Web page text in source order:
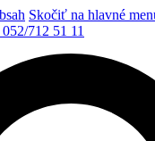
Skočiť na hlavné
052/712 51 11